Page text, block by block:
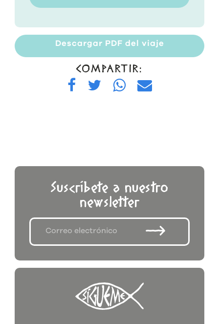
Descargar PDF del viaje
COMPARTIR:
Suscríbete a nuestro
newsletter